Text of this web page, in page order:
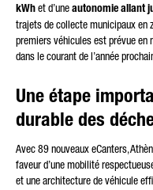
kWhet d’uneautonomie allant
trajets de collecte municipaux en
premiers véhicules est prévue en
dans le courant de l’année
Une étape
durable des
Avec 89 nouveaux eCanters,
faveur d’une mobilité
et une architecture de véhicule